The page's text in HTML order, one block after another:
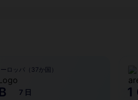
ロッパ（37か国）
7 日 1